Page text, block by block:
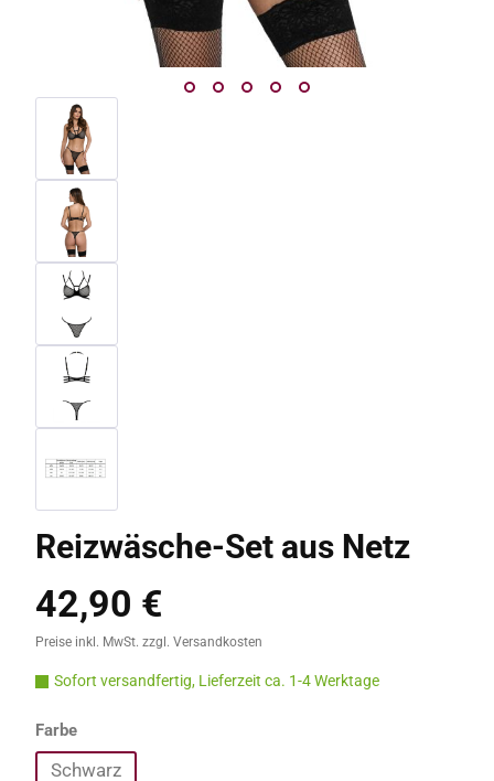
Reizwäsche-Set aus Netz
Regulärer Preis:
42,90 €
Preise inkl. MwSt. zzgl. Versandkosten
Sofort versandfertig, Lieferzeit ca. 1-4 Werktage
Farbeauswählen
Schwarz